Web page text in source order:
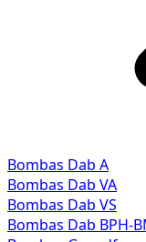
Bombas Dab A
Bombas Dab VA
Bombas Dab VS
Bombas Dab BPH-